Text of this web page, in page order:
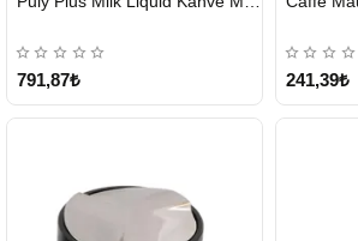
GÖNDERİ
791,87₺
GÖNDERİ
241,39₺